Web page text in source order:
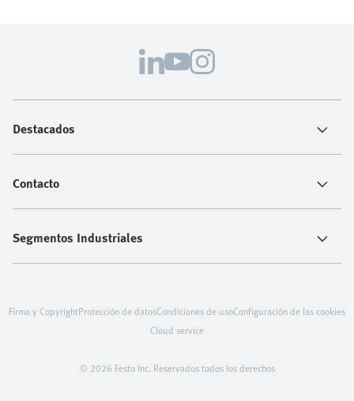
Destacados
Contacto
Segmentos Industriales
© 2026 Festo Inc. Reservados todos los derechos
Firma y CopyrightProtección de datosCondiciones de usoConfiguración de las cookies
Cloud service